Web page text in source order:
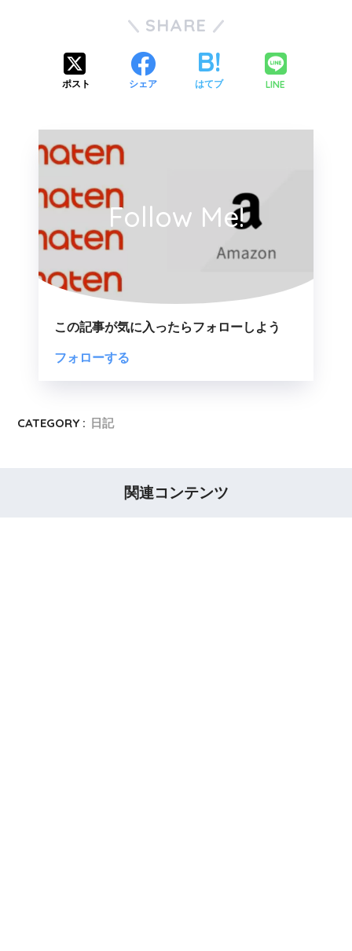
SHARE
ポスト シェア はてブ LINE
Follow Me!
この記事が気に入ったらフォローしよう
CATEGORY : 日記
関連コンテンツ